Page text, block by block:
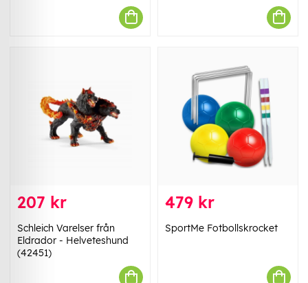
207 kr
Schleich Varelser från
Eldrador - Helveteshund
(42451)
479 kr
SportMe Fotbollskrocket